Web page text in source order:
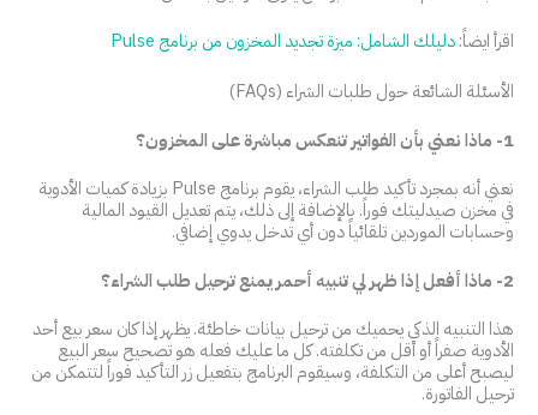
اقرأ ايضاً:دليلك الشامل: ميزة تجديد المخزون من برنامج Pulse
الأسئلة الشائعة حول طلبات الشراء (FAQs)
1- ماذا نعني بأن الفواتير تنعكس مباشرة على المخزون؟
نعني أنه بمجرد تأكيد طلب الشراء، يقوم برنامج Pulse بزيادة كميات الأدوية
في مخزن صيدليتك فوراً. بالإضافة إلى ذلك، يتم تعديل القيود المالية
وحسابات الموردين تلقائياً دون أي تدخل يدوي إضافي.
2- ماذا أفعل إذا ظهر لي تنبيه أحمر يمنع ترحيل طلب الشراء؟
هذا التنبيه الذكي يحميك من ترحيل بيانات خاطئة. يظهر إذا كان سعر بيع أحد
الأدوية صفراً أو أقل من تكلفته. كل ما عليك فعله هو تصحيح سعر البيع
ليصبح أعلى من التكلفة، وسيقوم البرنامج بتفعيل زر التأكيد فوراً لتتمكن من
ترحيل الفاتورة.